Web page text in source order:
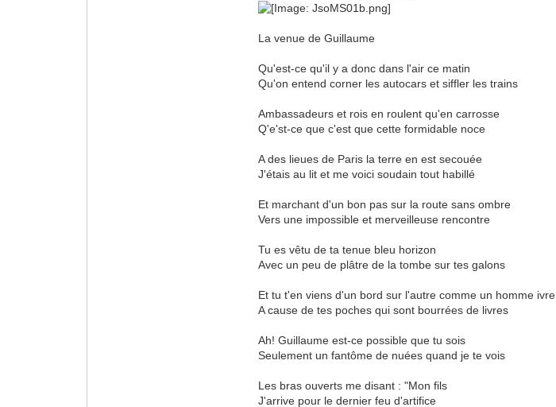
La venue de Guillaume
Qu'est-ce qu'il y a donc dans l'air ce matin
Qu'on entend corner les autocars et siffler les trains
Ambassadeurs et rois en roulent qu'en carrosse
Q'e'st-ce que c'est que cette formidable noce
A des lieues de Paris la terre en est secouée
J'étais au lit et me voici soudain tout habillé
Et marchant d'un bon pas sur la route sans ombre
Vers une impossible et merveilleuse rencontre
Tu es vêtu de ta tenue bleu horizon
Avec un peu de plâtre de la tombe sur tes galons
Et tu t'en viens d'un bord sur l'autre comme un homme ivre
A cause de tes poches qui sont bourrées de livres
Ah! Guillaume est-ce possible que tu sois
Seulement un fantôme de nuées quand je te vois
Les bras ouverts me disant : "Mon fils
J'arrive pour le dernier feu d'artifice